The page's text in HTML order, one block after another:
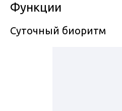
Функции
Суточный биоритм